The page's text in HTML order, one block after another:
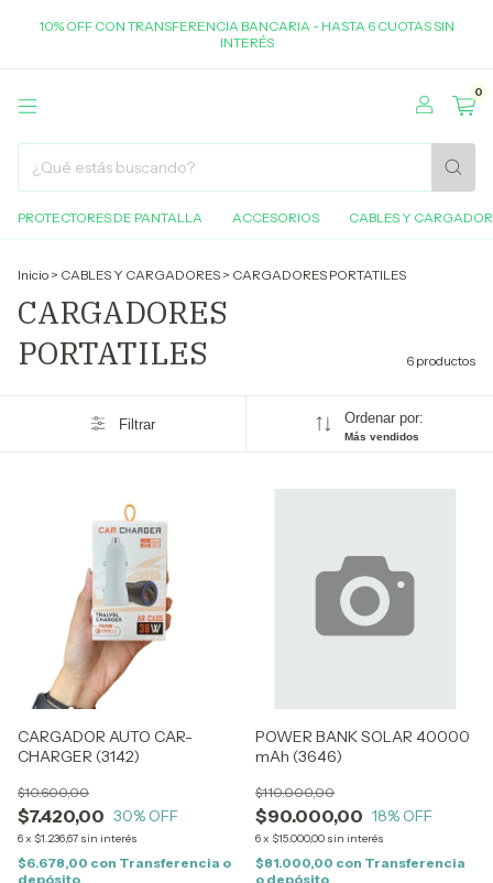
10% OFF CON TRANSFERENCIA BANCARIA - HASTA 6 CUOTAS SIN
INTERÉS
0
PROTECTORES DE PANTALLA ACCESORIOS CABLES Y
Inicio > CABLES Y CARGADORES > CARGADORES PORTATILES
CARGADORES
PORTATILES
6 productos
Filtrar Ordenar por:
Más vendidos
CARGADOR AUTO CAR-
CHARGER (3142)
$7.420,00
$10.600,00
30% OFF
6x $1.236,67 sin interés
$6.678,00 con Transferencia o
depósito
POWER BANK SOLAR 40000
mAh (3646)
$90.000,00
$110.000,00
18% OFF
6x $15.000,00 sin interés
$81.000,00 con Transferencia
o depósito